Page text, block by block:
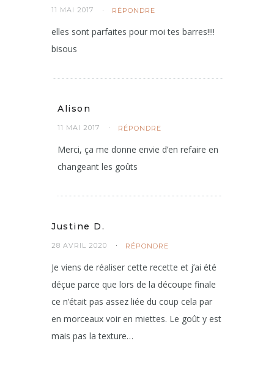
11 MAI 2017 RÉPONDRE
elles sont parfaites pour moi tes barres!!!!
bisous
Alison
11 MAI 2017 RÉPONDRE
Merci, ça me donne envie d’en refaire en
changeant les goûts
Justine D.
28 AVRIL 2020 RÉPONDRE
Je viens de réaliser cette recette et j’ai été
déçue parce que lors de la découpe finale
ce n’était pas assez liée du coup cela par
en morceaux voir en miettes. Le goût y est
mais pas la texture…